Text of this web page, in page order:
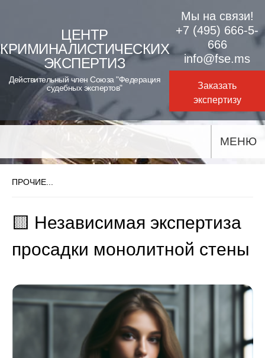
content
ЦЕНТР
КРИМИНАЛИСТИЧЕСКИХ
ЭКСПЕРТИЗ
Действительный член Союза "Федерация
судебных экспертов"
Мы на связи!
+7 (495) 666-5-
666
info@fse.ms
Заказать
экспертизу
МЕНЮ
ПРОЧИЕ...
🟨 Независимая экспертиза
просадки монолитной стены